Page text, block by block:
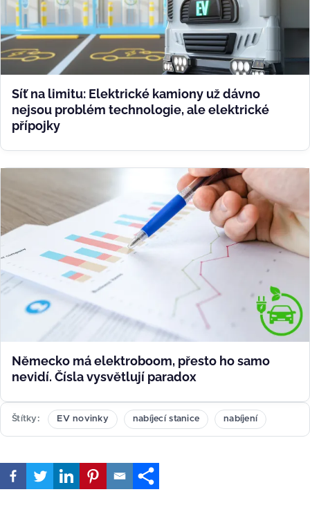
Síť na limitu: Elektrické kamiony už dávno
nejsou problém technologie, ale elektrické
přípojky
Německo má elektroboom, přesto ho samo
nevidí. Čísla vysvětlují paradox
Štítky EV novinky nabíjecí stanice nabíjení